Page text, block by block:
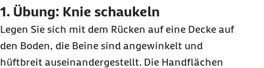
1. Übung: Knie schaukeln
Legen Sie sich mit dem Rücken auf eine Decke auf
den Boden, die Beine sind angewinkelt und
hüftbreit auseinandergestellt. Die Handflächen